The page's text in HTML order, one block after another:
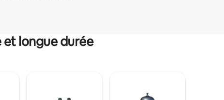
et longue durée